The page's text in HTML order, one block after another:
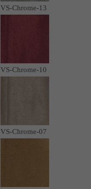
VS-Chrome-13
VS-Chrome-10
VS-Chrome-07